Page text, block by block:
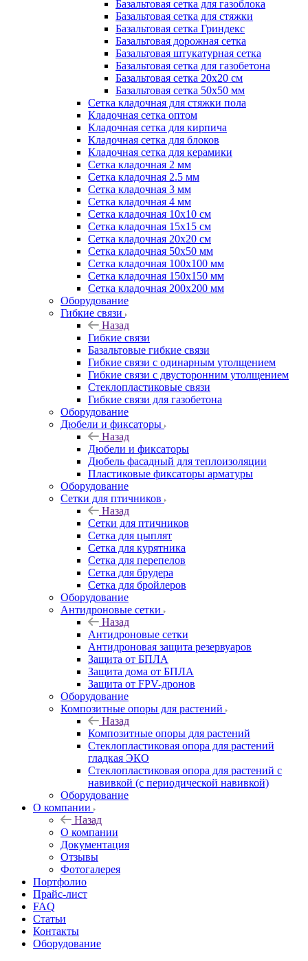
Базальтовая сетка для газоблока
Базальтовая сетка для стяжки
Базальтовая сетка Гриндекс
Базальтовая дорожная сетка
Базальтовая штукатурная сетка
Базальтовая сетка для газобетона
Базальтовая сетка 20x20 см
Базальтовая сетка 50x50 мм
Сетка кладочная для стяжки пола
Кладочная сетка оптом
Кладочная сетка для кирпича
Кладочная сетка для блоков
Кладочная сетка для керамики
Сетка кладочная 2 мм
Сетка кладочная 2.5 мм
Сетка кладочная 3 мм
Сетка кладочная 4 мм
Сетка кладочная 10x10 см
Сетка кладочная 15x15 см
Сетка кладочная 20x20 см
Сетка кладочная 50x50 мм
Сетка кладочная 100x100 мм
Сетка кладочная 150x150 мм
Сетка кладочная 200x200 мм
Оборудование
Гибкие связи
Назад
Гибкие связи
Базальтовые гибкие связи
Гибкие связи с одинарным утолщением
Гибкие связи с двусторонним утолщением
Стеклопластиковые связи
Гибкие связи для газобетона
Оборудование
Дюбели и фиксаторы
Назад
Дюбели и фиксаторы
Дюбель фасадный для теплоизоляции
Пластиковые фиксаторы арматуры
Оборудование
Сетки для птичников
Назад
Сетки для птичников
Сетка для цыплят
Сетка для курятника
Сетка для перепелов
Сетка для брудера
Сетка для бройлеров
Оборудование
Антидроновые сетки
Назад
Антидроновые сетки
Антидроновая защита резервуаров
Защита от БПЛА
Защита дома от БПЛА
Защита от FPV-дронов
Оборудование
Композитные опоры для растений
Назад
Композитные опоры для растений
Стеклопластиковая опора для растений
гладкая ЭКО
Стеклопластиковая опора для растений с
навивкой (с периодической навивкой)
Оборудование
О компании
Назад
О компании
Документация
Отзывы
Фотогалерея
Портфолио
Прайс-лист
FAQ
Статьи
Контакты
Оборудование